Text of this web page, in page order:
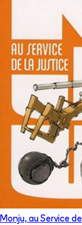
Monju, au Service